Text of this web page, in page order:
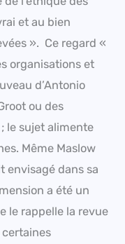
et au bien
». Ce regard «
organisations et
d’Antonio
ou des
le sujet alimente
Même Maslow
envisagé dans sa
a été un
le rappelle la revue
certaines